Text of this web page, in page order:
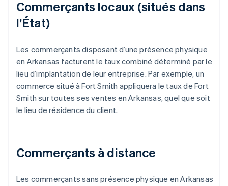
Commerçants locaux (situés dans
l’État)
Les commerçants disposant d’une présence physique
en Arkansas facturent le taux combiné déterminé par le
lieu d’implantation de leur entreprise. Par exemple, un
commerce situé à Fort Smith appliquera le taux de Fort
Smith sur toutes ses ventes en Arkansas, quel que soit
le lieu de résidence du client.
Commerçants à distance
Les commerçants sans présence physique en Arkansas